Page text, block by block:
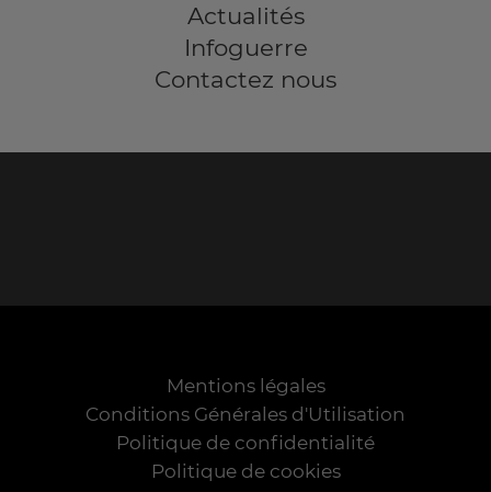
Actualités
Infoguerre
Contactez nous
Mentions légales
Conditions Générales d'Utilisation
Politique de confidentialité
Politique de cookies